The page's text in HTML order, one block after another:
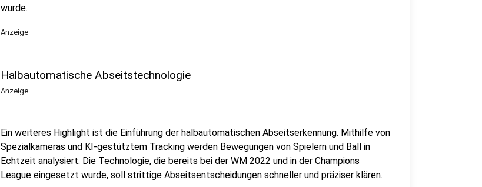
wurde.
Anzeige
Halbautomatische Abseitstechnologie
Anzeige
Ein weiteres Highlight ist die Einführung der halbautomatischen Abseitserkennung. Mithilfe von
Spezialkameras und KI-gestütztem Tracking werden Bewegungen von Spielern und Ball in
Echtzeit analysiert. Die Technologie, die bereits bei der WM 2022 und in der Champions
League eingesetzt wurde, soll strittige Abseitsentscheidungen schneller und präziser klären.